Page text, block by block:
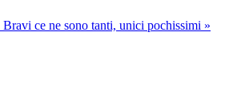
Bravi ce ne sono tanti, unici pochissimi »